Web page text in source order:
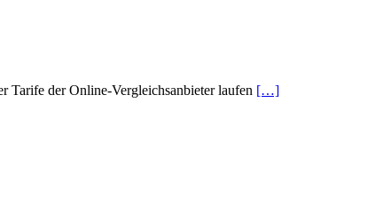
Tarife der Online-Vergleichsanbieter laufen […]